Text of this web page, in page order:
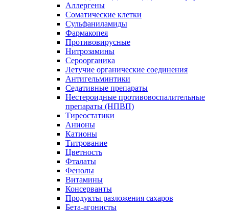
Аллергены
Соматические клетки
Сульфаниламиды
Фармакопея
Противовирусные
Нитрозамины
Сероорганика
Летучие органические соединения
Антигельминтики
Седативные препараты
Нестероидные противовоспалительные
препараты (НПВП)
Тиреостатики
Анионы
Катионы
Титрование
Цветность
Фталаты
Фенолы
Витамины
Консерванты
Продукты разложения сахаров
Бета-агонисты